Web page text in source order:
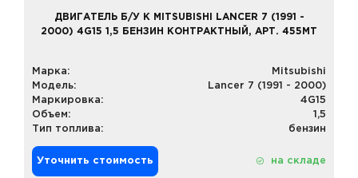
ДВИГАТЕЛЬ Б/У К MITSUBISHI LANCER 7 (1991 -
2000) 4G15 1,5 БЕНЗИН КОНТРАКТНЫЙ, АРТ. 455MT
Марка:
Mitsubishi
Модель:
Lancer 7 (1991 - 2000)
Маркировка:
4G15
Объем:
1,5
Тип топлива:
бензин
Уточнить стоимость на складе